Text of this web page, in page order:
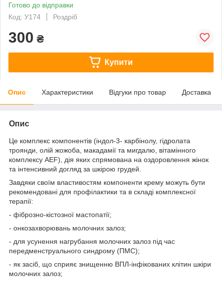
Готово до відправки
Код: У174
Роздріб
300 ₴
Купити
Опис Характеристики Відгуки про товар Доставка
Опис
Це комплекс компонентів (індол-3- карбінолу, гідролата
троянди, олій жожоба, макадамії та мигдалю, вітамінного
комплексу AEF), дія яких спрямована на оздоровлення жінок
та інтенсивний догляд за шкірою грудей.
Завдяки своїм властивостям компоненти крему можуть бути
рекомендовані для профілактики та в складі комплексної
терапії:
- фіброзно-кістозної мастопатії;
- онкозахворювань молочних залоз;
- для усунення нагрубання молочних залоз під час
передменструального синдрому (ПМС);
- як засіб, що сприяє знищенню ВПЛ-інфікованих клітин шкіри
молочних залоз;